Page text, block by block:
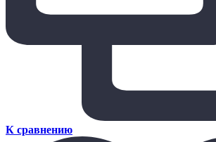
К сравнению